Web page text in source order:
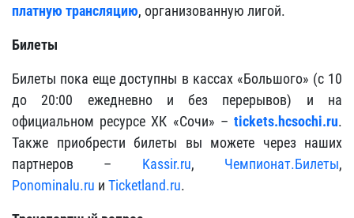
платную трансляцию, организованную лигой.
Билеты
Билеты пока еще доступны в кассах «Большого» (с 10
до 20:00 ежедневно и без перерывов) и на
официальном ресурсе ХК «Сочи» – tickets.hcsochi.ru.
Также приобрести билеты вы можете через наших
партнеров – Kassir.ru, Чемпионат.Билеты,
Ponominalu.ru и Ticketland.ru.